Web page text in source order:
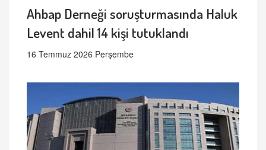
Ahbap Derneği soruşturmasında Haluk
Levent dahil 14 kişi tutuklandı
16 Temmuz 2026 Perşembe